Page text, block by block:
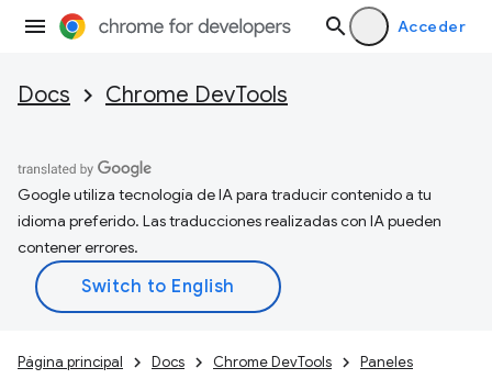
Acceder
Docs Chrome DevTools
Google utiliza tecnología de IA para traducir contenido a tu
idioma preferido. Las traducciones realizadas con IA pueden
contener errores.
Página principal Docs Chrome DevTools Paneles